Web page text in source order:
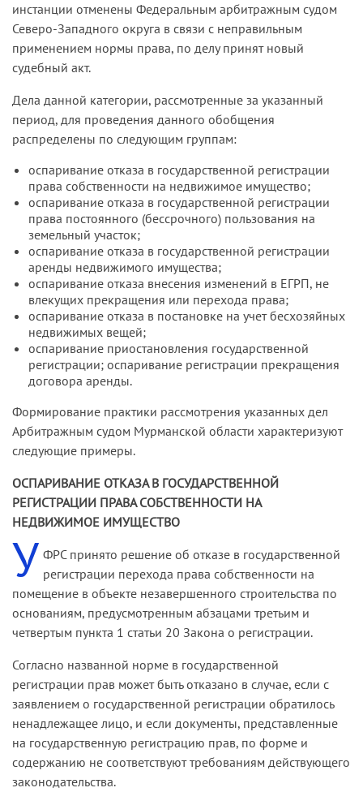
инстанции отменены Федеральным арбитражным судом
Северо-Западного округа в связи с неправильным
применением нормы права, по делу принят новый
судебный акт.
Дела данной категории, рассмотренные за указанный
период, для проведения данного обобщения
распределены по следующим группам:
оспаривание отказа в государственной регистрации
права собственности на недвижимое имущество;
оспаривание отказа в государственной регистрации
права постоянного (бессрочного) пользования на
земельный участок;
оспаривание отказа в государственной регистрации
аренды недвижимого имущества;
оспаривание отказа внесения изменений в ЕГРП, не
влекущих прекращения или перехода права;
оспаривание отказа в постановке на учет бесхозяйных
недвижимых вещей;
оспаривание приостановления государственной
регистрации; оспаривание регистрации прекращения
договора аренды.
Формирование практики рассмотрения указанных дел
Арбитражным судом Мурманской области характеризуют
следующие примеры.
ОСПАРИВАНИЕ ОТКАЗА В ГОСУДАРСТВЕННОЙ
РЕГИСТРАЦИИ ПРАВА СОБСТВЕННОСТИ НА
НЕДВИЖИМОЕ ИМУЩЕСТВО
У ФРС принято решение об отказе в государственной
регистрации перехода права собственности на
помещение в объекте незавершенного строительства по
основаниям, предусмотренным абзацами третьим и
четвертым пункта 1 статьи 20 Закона о регистрации.
Согласно названной норме в государственной
регистрации прав может быть отказано в случае, если с
заявлением о государственной регистрации обратилось
ненадлежащее лицо, и если документы, представленные
на государственную регистрацию прав, по форме и
содержанию не соответствуют требованиям действующего
законодательства.